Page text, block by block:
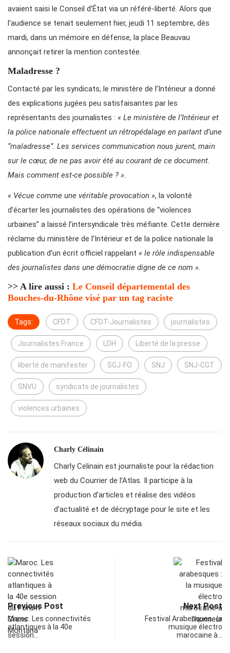
avaient saisi le Conseil d’État via un référé-liberté. Alors que
l’audience se tenait seulement hier, jeudi 11 septembre, dès
mardi, dans un mémoire en défense, la place Beauvau
annonçait retirer la mention contestée.
Maladresse ?
Contacté par les syndicats, le ministère de l’Intérieur a donné
des explications jugées peu satisfaisantes par les
représentants des journalistes : « Le ministère de l’Intérieur et
la police nationale effectuent un rétropédalage en parlant d’une
“maladresse”. Les services communication nous jurent, main
sur le cœur, de ne pas avoir été au courant de ce document.
Mais comment est-ce possible ? ».
« Vécue comme une véritable provocation », la volonté
d’écarter les journalistes des opérations de “violences
urbaines” a laissé l’intersyndicale très méfiante. Cette dernière
réclame du ministère de l’Intérieur et de la police nationale la
publication d’un écrit officiel rappelant « le rôle indispensable
des journalistes dans une démocratie digne de ce nom ».
>> A lire aussi : Le Conseil départemental des
Bouches-du-Rhône visé par un tag raciste
Tags: CFDT CFDT-Journalistes journalistes
Journalistes France LDH Liberté de la presse
liberté de manifester SGJ-FO SNJ SNJ-CGT
SNVU syndicats de journalistes
violences urbaines
Charly Célinain
Charly Celinain est journaliste pour la rédaction
web du Courrier de l’Atlas. Il participe à la
production d’articles et réalise des vidéos
d’actualité et de décryptage pour le site et les
réseaux sociaux du média.
Previous Post
Maroc. Les connectivités
atlantiques à la 40e
session…
Next Post
Festival Arabesques : la
musique électro
marocaine à…